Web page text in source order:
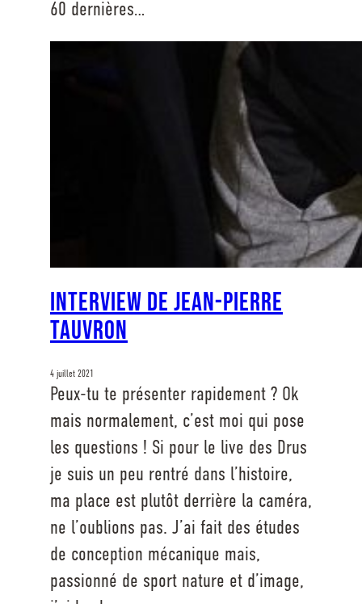
60 dernières…
Interview de Jean-Pierre
Tauvron
4 juillet 2021
Peux-tu te présenter rapidement ? Ok
mais normalement, c’est moi qui pose
les questions ! Si pour le live des Drus
je suis un peu rentré dans l’histoire,
ma place est plutôt derrière la caméra,
ne l’oublions pas. J’ai fait des études
de conception mécanique mais,
passionné de sport nature et d’image,